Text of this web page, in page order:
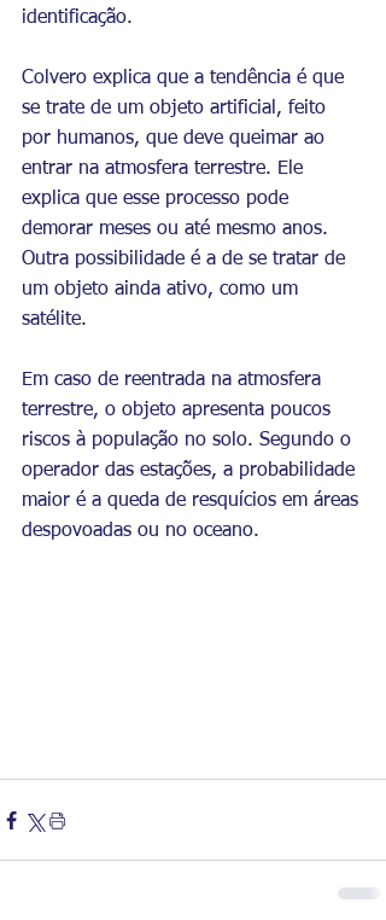
identificação.
Colvero explica que a tendência é que
se trate de um objeto artificial, feito
por humanos, que deve queimar ao
entrar na atmosfera terrestre. Ele
explica que esse processo pode
demorar meses ou até mesmo anos.
Outra possibilidade é a de se tratar de
um objeto ainda ativo, como um
satélite.
Em caso de reentrada na atmosfera
terrestre, o objeto apresenta poucos
riscos à população no solo. Segundo o
operador das estações, a probabilidade
maior é a queda de resquícios em áreas
despovoadas ou no oceano.